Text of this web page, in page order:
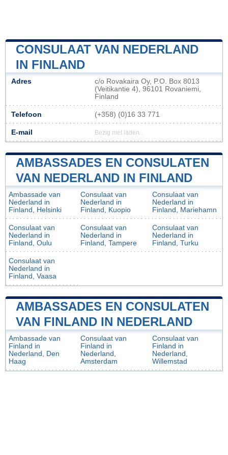
CONSULAAT VAN NEDERLAND
IN FINLAND
Adres
c/o Rovakaira Oy, P.O. Box 8013
(Veitikantie 4), 96101 Rovaniemi,
Finland
Telefoon (+358) (0)16 33 771
E-mail Bezig met laden...
AMBASSADES EN CONSULATEN
VAN NEDERLAND IN FINLAND
Ambassade van
Nederland in
Finland, Helsinki
Consulaat van
Nederland in
Finland, Kuopio
Consulaat van
Nederland in
Finland, Mariehamn
Consulaat van
Nederland in
Finland, Oulu
Consulaat van
Nederland in
Finland, Tampere
Consulaat van
Nederland in
Finland, Turku
Consulaat van
Nederland in
Finland, Vaasa
AMBASSADES EN CONSULATEN
VAN FINLAND IN NEDERLAND
Ambassade van
Finland in
Nederland, Den
Haag
Consulaat van
Finland in
Nederland,
Amsterdam
Consulaat van
Finland in
Nederland,
Willemstad